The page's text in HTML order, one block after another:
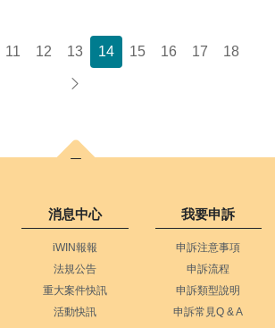
11 12 13 14 15 16 17 18
下一頁
消息中心
iWIN報報
法規公告
重大案件快訊
活動快訊
我要申訴
申訴注意事項
申訴流程
申訴類型說明
申訴常見Q & A